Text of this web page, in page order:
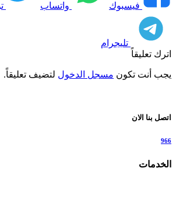
فيسبوك واتساب
تليجرام
اترك تعليقاً
يجب أنت تكون مسجل الدخول لتضيف تعليقاً.
اتصل بنا الان
966
الخدمات